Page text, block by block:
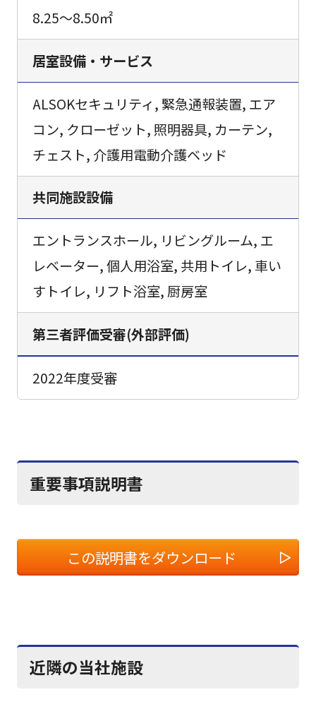
8.25～8.50㎡
居室設備・サービス
ALSOKセキュリティ, 緊急通報装置, エア
コン, クローゼット, 照明器具, カーテン,
チェスト, 介護用電動介護ベッド
共同施設設備
エントランスホール, リビングルーム, エ
レベーター, 個人用浴室, 共用トイレ, 車い
すトイレ, リフト浴室, 厨房室
第三者評価受審(外部評価)
2022年度受審
重要事項説明書
この説明書をダウンロード
近隣の当社施設